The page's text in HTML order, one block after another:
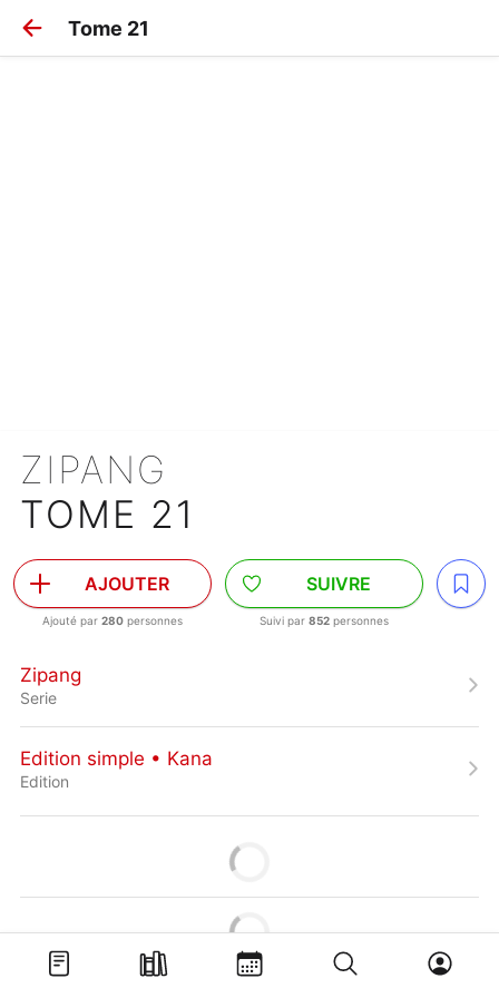
Tome 21
ZIPANG
TOME 21
AJOUTER
Ajouté par 280 personnes
SUIVRE
Suivi par 852 personnes
Zipang
Serie
Edition simple • Kana
Edition